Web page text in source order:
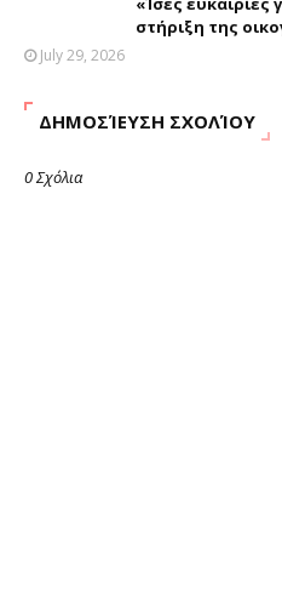
στήριξη της
July 29, 2026
ΔΗΜΟΣΊΕΥΣΗ ΣΧΟΛΊΟΥ
0 Σχόλια